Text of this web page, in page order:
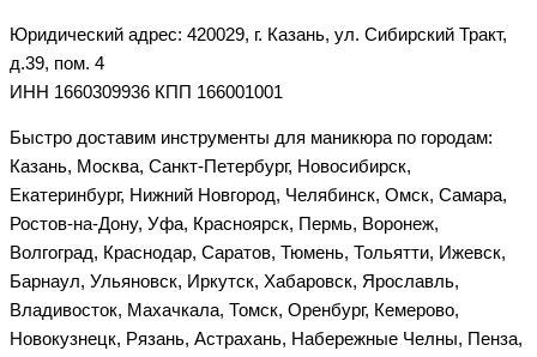
Юридический адрес: 420029, г. Казань, ул. Сибирский Тракт,
д.39, пом. 4
ИНН 1660309936 КПП 166001001
Быстро доставим инструменты для маникюра по городам:
Казань, Москва, Санкт-Петербург, Новосибирск,
Екатеринбург, Нижний Новгород, Челябинск, Омск, Самара,
Ростов-на-Дону, Уфа, Красноярск, Пермь, Воронеж,
Волгоград, Краснодар, Саратов, Тюмень, Тольятти, Ижевск,
Барнаул, Ульяновск, Иркутск, Хабаровск, Ярославль,
Владивосток, Махачкала, Томск, Оренбург, Кемерово,
Новокузнецк, Рязань, Астрахань, Набережные Челны, Пенза,